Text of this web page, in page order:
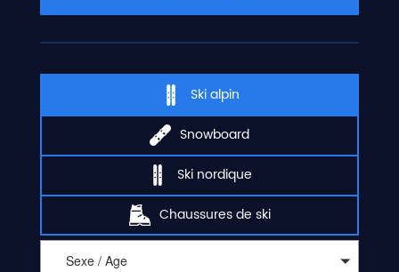
CONTACT
Ski alpin
Snowboard
Ski nordique
Chaussures de ski
Sexe / Age